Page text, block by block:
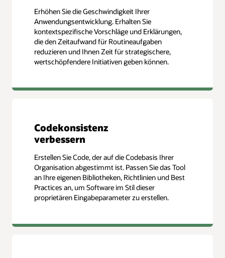
Erhöhen Sie die Geschwindigkeit Ihrer
Anwendungsentwicklung. Erhalten Sie
kontextspezifische Vorschläge und Erklärungen,
die den Zeitaufwand für Routineaufgaben
reduzieren und Ihnen Zeit für strategischere,
wertschöpfendere Initiativen geben können.
Codekonsistenz
verbessern
Erstellen Sie Code, der auf die Codebasis Ihrer
Organisation abgestimmt ist. Passen Sie das Tool
an Ihre eigenen Bibliotheken, Richtlinien und Best
Practices an, um Software im Stil dieser
proprietären Eingabeparameter zu erstellen.